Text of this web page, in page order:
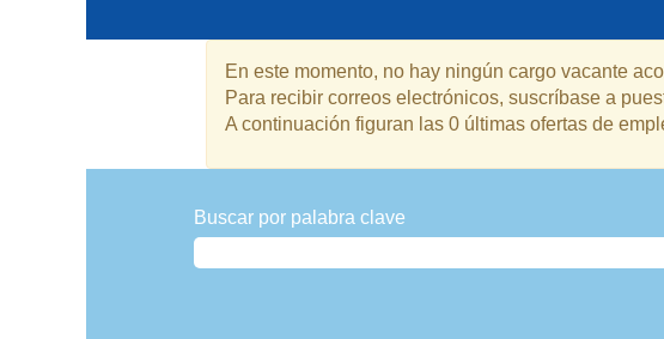
En este momento, no hay ningún cargo vacante
Para recibir correos electrónicos, suscríbase a
A continuación figuran las 0 últimas ofertas de
Buscar por palabra clave